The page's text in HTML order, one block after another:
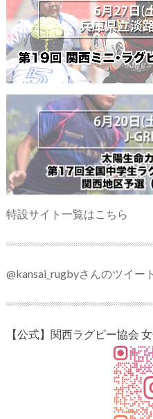
特設サイト一覧はこちら
@kansai_rugbyさんのツイート
【公式】関西ラグビー協会